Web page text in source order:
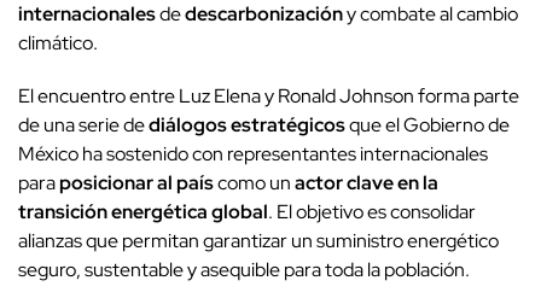
internacionalesdedescarbonizacióny combate al cambio
climático.
El encuentro entre Luz Elena y Ronald Johnson forma parte
de una serie dediálogos estratégicosque el Gobierno de
México ha sostenido con representantes internacionales
paraposicionar al paíscomo unactor clave en la
transición energética global. El objetivo es consolidar
alianzas que permitan garantizar un suministro energético
seguro, sustentable y asequible para toda la población.